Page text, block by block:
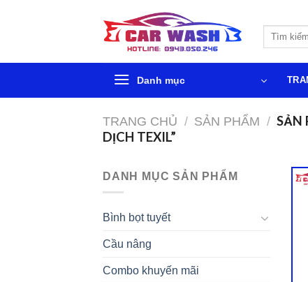
nội
Tìm
Danh mục
TRANG CHỦ / SẢN PHẨM / SẢN
DỊCH TEXIL”
DANH MỤC SẢN PHẨM
Bình bọt tuyết
Cầu nâng
Combo khuyến mãi